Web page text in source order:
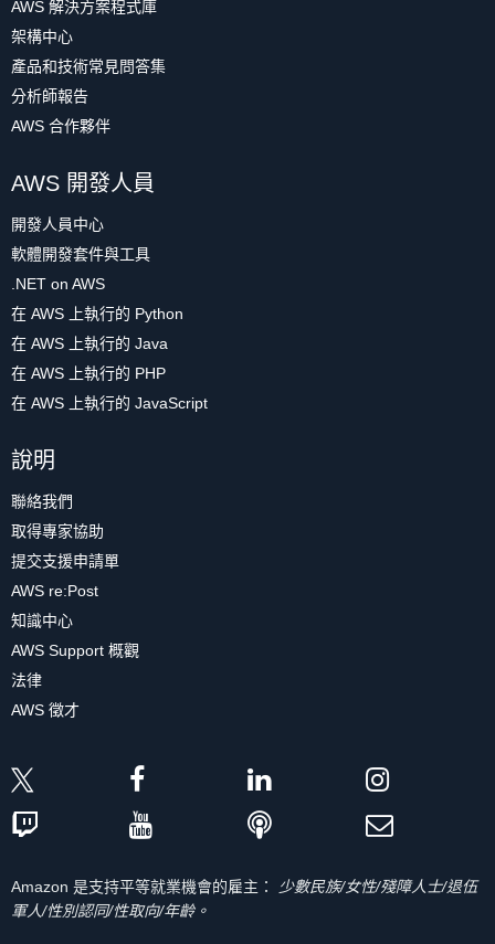
AWS 解決方案程式庫
架構中心
產品和技術常見問答集
分析師報告
AWS 合作夥伴
AWS 開發人員
開發人員中心
軟體開發套件與工具
.NET on AWS
在 AWS 上執行的 Python
在 AWS 上執行的 Java
在 AWS 上執行的 PHP
在 AWS 上執行的 JavaScript
說明
聯絡我們
取得專家協助
提交支援申請單
AWS re:Post
知識中心
AWS Support 概觀
法律
AWS 徵才
Amazon 是支持平等就業機會的雇主：
少數民族/女性/殘障人士/退伍
軍人/性別認同/性取向/年齡。